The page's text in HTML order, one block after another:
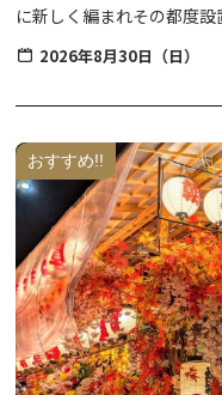
に新しく編まれその都度設
併せて伝統芸能である獅子
午前中 わらじ作り
13:00〜13:30頃 浅間神社
14:00頃 高男神社にて獅
14:30頃 芹沼交差点にて
2026年8月30日（日）
おすすめ!!